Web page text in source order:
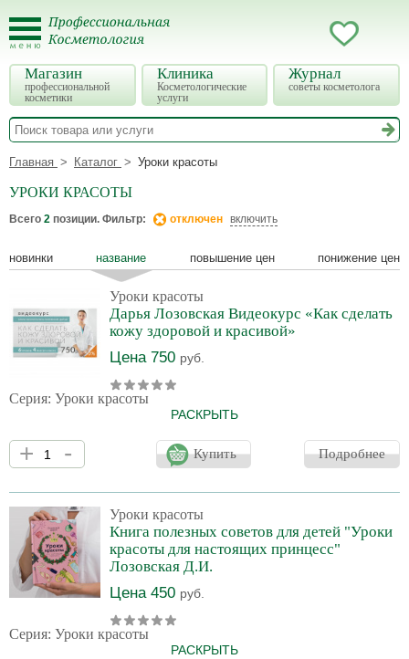
Магазин
профессиональной
косметики
Клиника
Косметологические
услуги
Журнал
советы косметолога
Главная Каталог Уроки красоты
УРОКИ КРАСОТЫ
Всего 2 позиции. Фильтр: отключен включить
новинки название повышение цен понижение цен
Уроки красоты
Дарья Лозовская Видеокурс «Как сделать
кожу здоровой и красивой»
Цена 750 руб.
Серия: Уроки красоты
РАСКРЫТЬ
Видеокурс «Как сделать кожу здоровой и красивой» врача-
косметолога Лозовский Дарьи состоит из 6-ти уроков и 4 мастер-
классов. Это простая и доступная информация про уход за
ухаживать за кожей: все этапы ежедневного утреннего и
вечернего ухода, по каким линиям наносить средства, какие
продукты необходимы и для чего, а без чего можно обойтись. 2
урок. Как научится разбираться в с
+ - Купить Подробнее
Уроки красоты
Книга полезных советов для детей "Уроки
красоты для настоящих принцесс"
Лозовская Д.И.
Цена 450 руб.
Серия: Уроки красоты
РАСКРЫТЬ